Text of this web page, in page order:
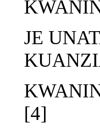
JE
[4]